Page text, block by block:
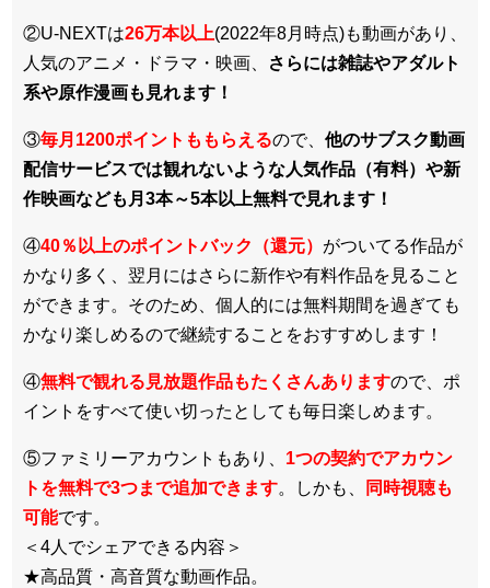
②U-NEXTは26万本以上(2022年8月時点)も動画があり、
人気のアニメ・ドラマ・映画、
さらには雑誌やアダルト
系や原作漫画も見れます！
③毎月1200ポイントももらえるので、 他のサブスク動画
配信サービスでは観れないような人気作品（有料）や新
作映画なども月3本～5本以上無料で見れます！
④40％以上のポイントバック（還元） がついてる作品が
かなり多く、翌月にはさらに新作や有料作品を見ること
ができます。そのため、個人的には無料期間を過ぎても
かなり楽しめるので継続することをおすすめします！
④無料で観れる見放題作品もたくさんありますので、ポ
イントをすべて使い切ったとしても毎日楽しめます。
⑤ファミリーアカウントもあり、 1つの契約でアカウン
トを無料で3つまで追加できます。しかも、
同時視聴も
可能です。
＜4人でシェアできる内容＞
★高品質・高音質な動画作品。